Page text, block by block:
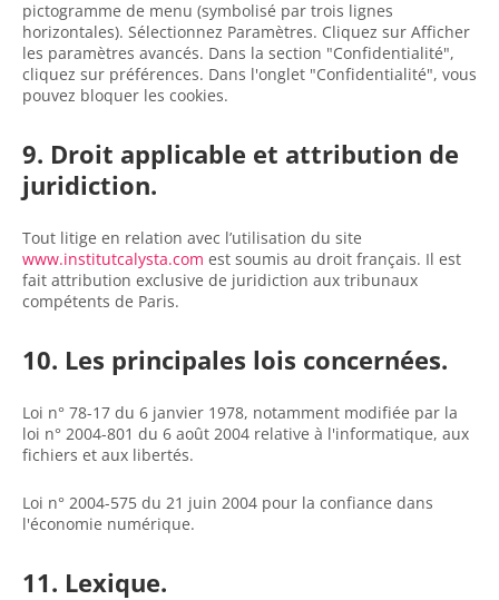
pictogramme de menu (symbolisé par trois lignes
horizontales). Sélectionnez Paramètres. Cliquez sur Afficher
les paramètres avancés. Dans la section "Confidentialité",
cliquez sur préférences. Dans l'onglet "Confidentialité", vous
pouvez bloquer les cookies.
9. Droit applicable et attribution de
juridiction.
Tout litige en relation avec l’utilisation du site
www.institutcalysta.com est soumis au droit français. Il est
fait attribution exclusive de juridiction aux tribunaux
compétents de Paris.
10. Les principales lois concernées.
Loi n° 78-17 du 6 janvier 1978, notamment modifiée par la
loi n° 2004-801 du 6 août 2004 relative à l'informatique, aux
fichiers et aux libertés.
Loi n° 2004-575 du 21 juin 2004 pour la confiance dans
l'économie numérique.
11. Lexique.